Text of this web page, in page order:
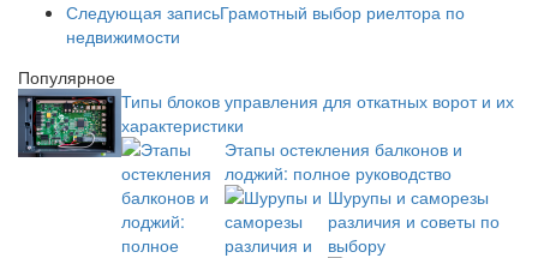
Следующая записьГрамотный выбор риелтора по
недвижимости
Популярное
Типы блоков управления для откатных ворот и их
характеристики
Этапы остекления балконов и
лоджий: полное руководство
Шурупы и саморезы
различия и советы по
выбору